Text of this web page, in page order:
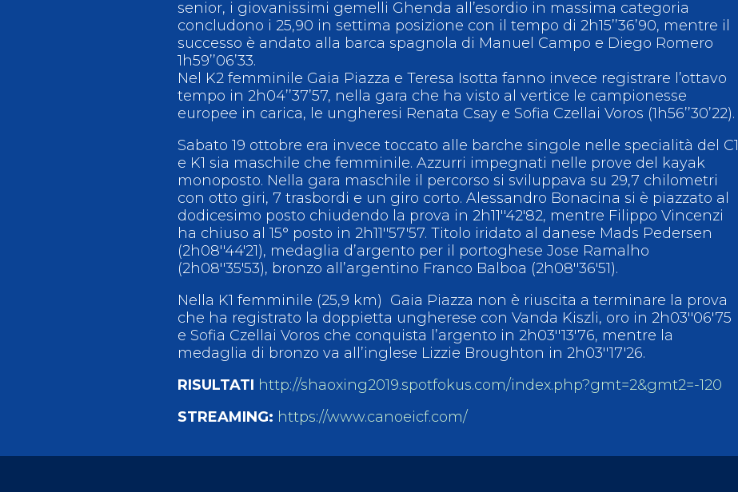
senior, i giovanissimi gemelli Ghenda all’esordio in massima categoria
concludono i 25,90 in settima posizione con il tempo di 2h15’’36’90, mentre il
successo è andato alla barca spagnola di Manuel Campo e Diego Romero
1h59’’06’33.
Nel K2 femminile Gaia Piazza e Teresa Isotta fanno invece registrare l’ottavo
tempo in 2h04’’37’57, nella gara che ha visto al vertice le campionesse
europee in carica, le ungheresi Renata Csay e Sofia Czellai Voros (1h56’’30’22).
Sabato 19 ottobre era invece toccato alle barche singole nelle specialità del C1
e K1 sia maschile che femminile. Azzurri impegnati nelle prove del kayak
monoposto. Nella gara maschile il percorso si sviluppava su 29,7 chilometri
con otto giri, 7 trasbordi e un giro corto. Alessandro Bonacina si è piazzato al
dodicesimo posto chiudendo la prova in 2h11''42'82, mentre Filippo Vincenzi
ha chiuso al 15° posto in 2h11''57'57. Titolo iridato al danese Mads Pedersen
(2h08''44'21), medaglia d’argento per il portoghese Jose Ramalho
(2h08''35'53), bronzo all’argentino Franco Balboa (2h08''36'51).
Nella K1 femminile (25,9 km) Gaia Piazza non è riuscita a terminare la prova
che ha registrato la doppietta ungherese con Vanda Kiszli, oro in 2h03''06'75
e Sofia Czellai Voros che conquista l’argento in 2h03''13'76, mentre la
medaglia di bronzo va all’inglese Lizzie Broughton in 2h03''17'26.
RISULTATI http://shaoxing2019.spotfokus.com/index.php?gmt=2&gmt2=-120
STREAMING: https://www.canoeicf.com/